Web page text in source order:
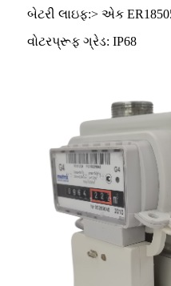
બેટરી લાઇફ:> એક
વોટરપ્રૂફ ગ્રેડ: IP68